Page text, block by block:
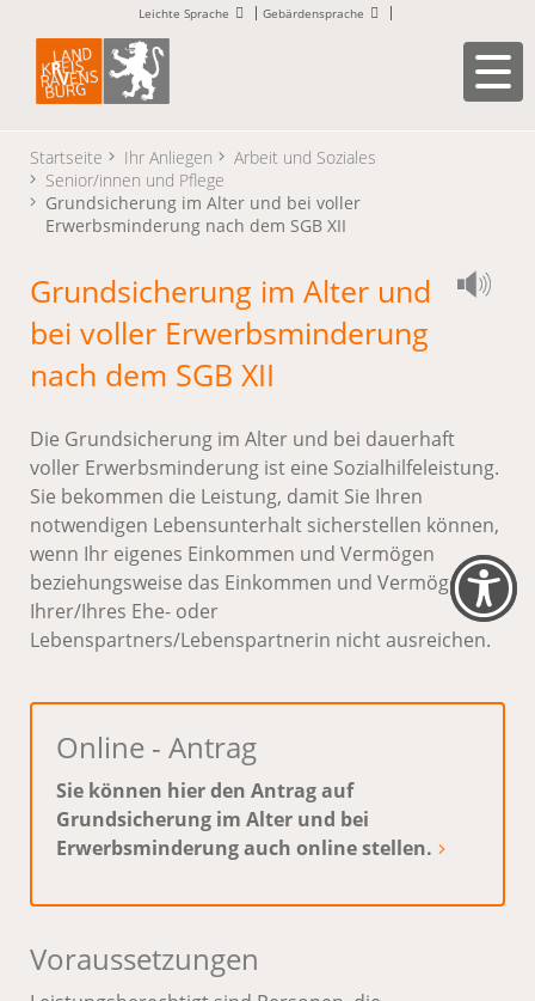
Leichte Sprache Gebärdensprache
Startseite Ihr Anliegen
Arbeit und Soziales
Senior/innen und Pflege
Grundsicherung im Alter und bei voller
Erwerbsminderung nach dem SGB XII
Grundsicherung im Alter und
bei voller Erwerbsminderung
nach dem SGB XII
Die Grundsicherung im Alter und bei dauerhaft
voller Erwerbsminderung ist eine Sozialhilfeleistung.
Sie bekommen die Leistung, damit Sie Ihren
notwendigen Lebensunterhalt sicherstellen können,
wenn Ihr eigenes Einkommen und Vermögen
beziehungsweise das Einkommen und Vermögen
Ihrer/Ihres Ehe- oder
Lebenspartners/Lebenspartnerin nicht ausreichen.
Online - Antrag
Sie können hier den Antrag auf
Grundsicherung im Alter und bei
Erwerbsminderung auch online stellen.
Voraussetzungen